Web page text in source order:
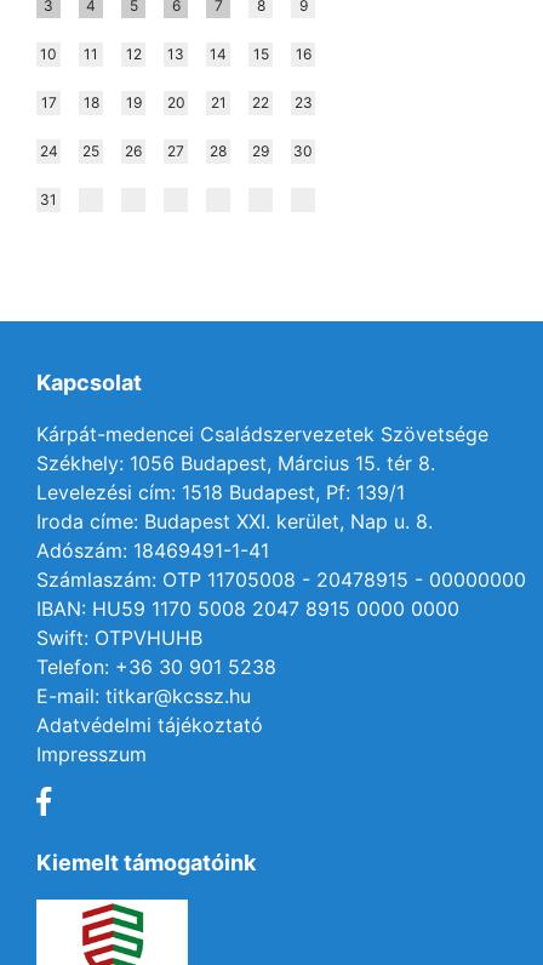
3 4 5 6 7 8 9
10 11 12 13 14 15 16
17 18 19 20 21 22 23
24 25 26 27 28 29 30
31
Kapcsolat
Kárpát-medencei Családszervezetek Szövetsége
Székhely: 1056 Budapest, Március 15. tér 8.
Levelezési cím: 1518 Budapest, Pf: 139/1
Iroda címe: Budapest XXI. kerület, Nap u. 8.
Adószám: 18469491-1-41
Számlaszám: OTP 11705008 - 20478915 - 00000000
IBAN: HU59 1170 5008 2047 8915 0000 0000
Swift: OTPVHUHB
Telefon: +36 30 901 5238
E-mail: titkar@kcssz.hu
Adatvédelmi tájékoztató
Impresszum
Kiemelt támogatóink